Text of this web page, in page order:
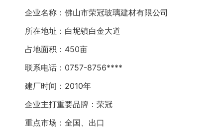
企业名称：佛山市荣冠玻璃建材有限公司
所在地址：白坭镇白金大道
占地面积：450亩
联系电话：0757-8756****
建厂时间：2010年
企业主打重要品牌：荣冠
重点市场：全国、出口